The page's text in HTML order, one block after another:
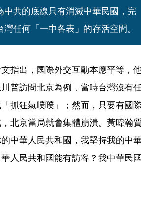
中共的底線只有消滅中華民國，完
任何「一中各表」的存活空間。
指出，國際外交互動本應平等，他
普訪問北京為例，當時台灣沒有任
抓狂氣噗噗」；然而，只要有國際
北京當局就會集體崩潰。黃暐瀚質
中華人民共和國，我堅持我的中華
人民共和國能有訪客？我中華民國